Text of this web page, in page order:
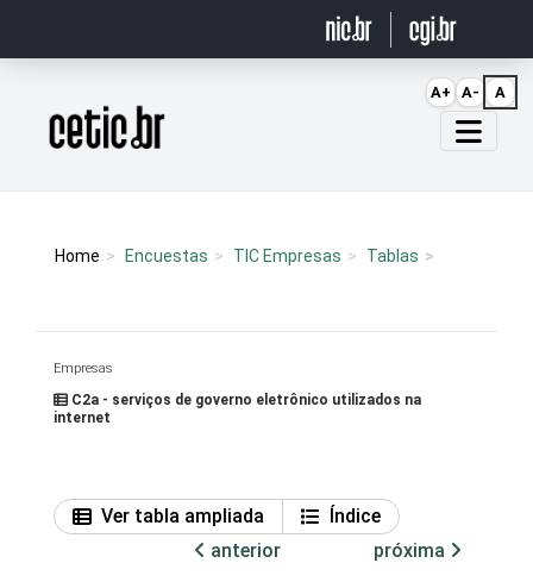
Página inicial
Home Encuestas TIC Empresas Tablas
Empresas
C2a - serviços de governo eletrônico utilizados na
internet
Ver tabla ampliada
Índice
anterior
próxima
A+ A- A